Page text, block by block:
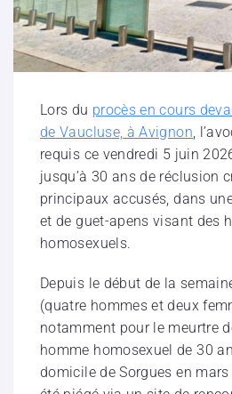
Lors du procès en cours
de Vaucluse, à Avignon,
requis ce vendredi 5 juin
jusqu’à 30 ans de réclusion
principaux accusés, dans
et de guet-apens visant des
homosexuels.
Depuis le début de la
(quatre hommes et deux
notamment pour le meurtre
homme homosexuel de 30
domicile de Sorgues en